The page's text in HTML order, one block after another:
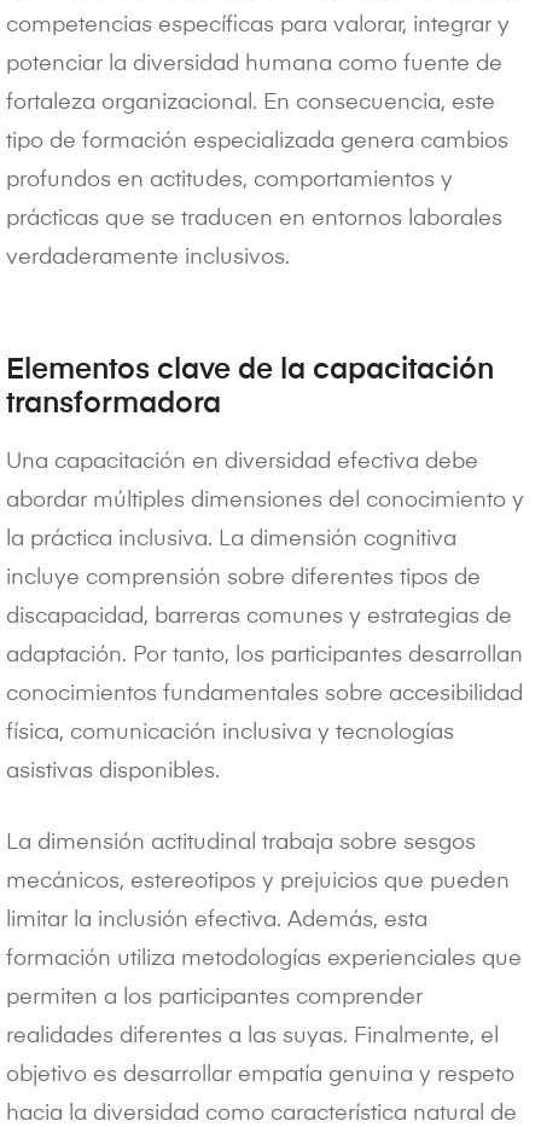
competencias específicas para valorar, integrar y
potenciar la diversidad humana como fuente de
fortaleza organizacional. En consecuencia, este
tipo de formación especializada genera cambios
profundos en actitudes, comportamientos y
prácticas que se traducen en entornos laborales
verdaderamente inclusivos.
Elementos clave de la capacitación
transformadora
Una capacitación en diversidad efectiva debe
abordar múltiples dimensiones del conocimiento y
la práctica inclusiva. La dimensión cognitiva
incluye comprensión sobre diferentes tipos de
discapacidad, barreras comunes y estrategias de
adaptación. Por tanto, los participantes desarrollan
conocimientos fundamentales sobre accesibilidad
física, comunicación inclusiva y tecnologías
asistivas disponibles.
La dimensión actitudinal trabaja sobre sesgos
mecánicos, estereotipos y prejuicios que pueden
limitar la inclusión efectiva. Además, esta
formación utiliza metodologías experienciales que
permiten a los participantes comprender
realidades diferentes a las suyas. Finalmente, el
objetivo es desarrollar empatía genuina y respeto
hacia la diversidad como característica natural de